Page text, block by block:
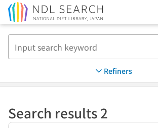
Refiners
Search results 2